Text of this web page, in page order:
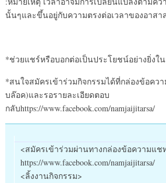
นั้นๆและขึ้นอยู่กับความตรงต่อเวลาของอาสา
*ช่วยแชร์หรือบอกต่อเป็นประโยชน์อย่างยิ่งใ
*สนใจสมัครเข้าร่วมกิจกรรมได้ที่กล่องข้อคว
บล๊อค)และรอรายละเอียดตอบ
กลับhttps://www.facebook.com/namjaijitarsa/
<สมัครเข้าร่วมผ่านทางกล่องข้อความแช
https://www.facebook.com/namjaijitarsa/
<ลิ้งงานกิจกรรม>